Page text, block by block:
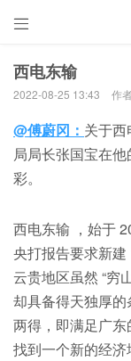

西电东输
2022-08-25 13:43 作
@傅蔚冈： 关于
局局长张国宝在
彩。
西电东输 ，始于
央打报告要求新建
云贵地区虽然 “穷
却具备得天独厚
两得，即满足广
找到一个新的经济